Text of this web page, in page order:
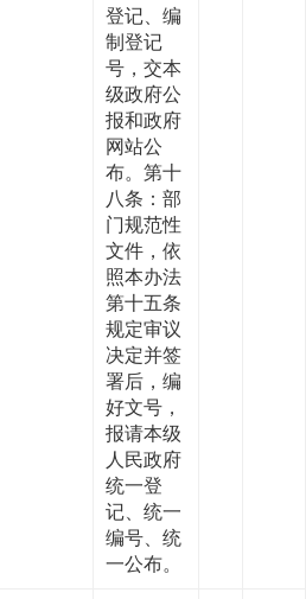
登记、编
制登记
号，交本
级政府公
报和政府
网站公
布。第十
八条：部
门规范性
文件，依
照本办法
第十五条
规定审议
决定并签
署后，编
好文号，
报请本级
人民政府
统一登
记、统一
编号、统
一公布。